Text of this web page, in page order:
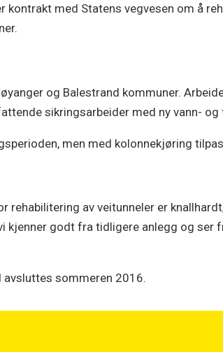
kontrakt med Statens vegvesen om å
og Balestrand kommuner.
sikringsarbeider med ny vann-
men med kolonnekjøring
av veitunneler er
kjenner godt fra tidligere anlegg og
avsluttes sommeren 2016.